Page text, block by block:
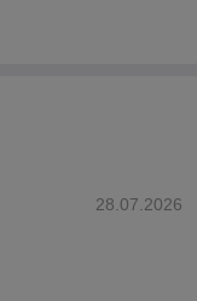
28.07.2026